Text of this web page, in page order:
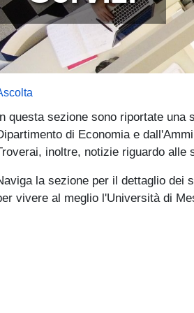
questa sezione sono riportate
di Economia e
inoltre, notizie riguardo
la sezione per il dettaglio dei
vivere al meglio l'Università di